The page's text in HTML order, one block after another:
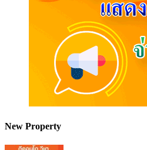
New Property